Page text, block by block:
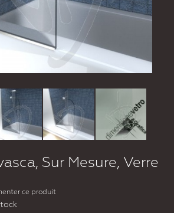
Sur Mesure, Verre
ce produit